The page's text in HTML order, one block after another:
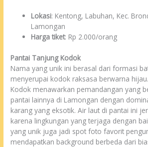
Lokasi: Kentong, Labuhan, Kec.
Lamongan
Harga tiket: Rp 2.000/orang
Pantai Tanjung Kodok
Nama yang unik ini berasal dari formasi
menyerupai kodok raksasa berwarna
Kodok menawarkan pemandangan yang
pantai lainnya di Lamongan dengan
karang yang eksotik. Air laut di pantai ini
karena lingkungan yang terjaga dengan
yang unik juga jadi spot foto favorit
mendapatkan background berbeda dari